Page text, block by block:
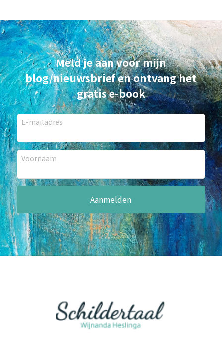
Meld je aan voor mijn
blog/nieuwsbrief en ontvang het
gratis e-book
E-mailadres
Voornaam